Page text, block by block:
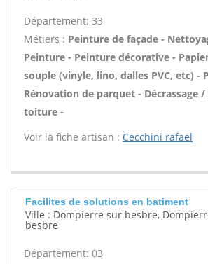
Département: 33
Métiers : Peinture de façade -
Peinture - Peinture décorative -
souple (vinyle, lino, dalles PVC, etc) -
Rénovation de parquet - Décrassage /
toiture -
Voir la fiche artisan : Cecchini rafael
Facilites de solutions en batiment
Ville : Dompierre sur besbre,
besbre
Département: 03